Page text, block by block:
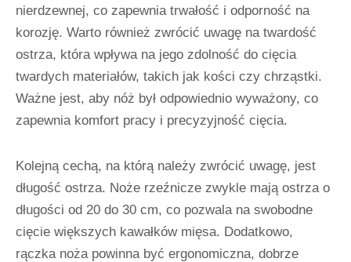
nierdzewnej, co zapewnia trwałość i odporność na
korozję. Warto również zwrócić uwagę na twardość
ostrza, która wpływa na jego zdolność do cięcia
twardych materiałów, takich jak kości czy chrząstki.
Ważne jest, aby nóż był odpowiednio wyważony, co
zapewnia komfort pracy i precyzyjność cięcia.
Kolejną cechą, na którą należy zwrócić uwagę, jest
długość ostrza. Noże rzeźnicze zwykle mają ostrza o
długości od 20 do 30 cm, co pozwala na swobodne
cięcie większych kawałków mięsa. Dodatkowo,
rączka noża powinna być ergonomiczna, dobrze